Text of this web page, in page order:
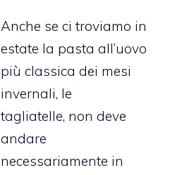
Anche se ci troviamo in
estate la pasta all’uovo
più classica dei mesi
invernali, le
tagliatelle, non deve
andare
necessariamente in